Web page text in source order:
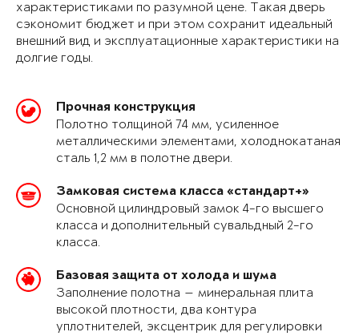
характеристиками по разумной цене. Такая дверь
сэкономит бюджет и при этом сохранит идеальный
внешний вид и эксплуатационные характеристики на
долгие годы.
Прочная конструкция
Полотно толщиной 74 мм, усиленное
металлическими элементами, холоднокатаная
сталь 1,2 мм в полотне двери.
Замковая система класса «стандарт+»
Основной цилиндровый замок 4-го высшего
класса и дополнительный сувальдный 2-го
класса.
Базовая защита от холода и шума
Заполнение полотна — минеральная плита
высокой плотности, два контура
уплотнителей, эксцентрик для регулировки